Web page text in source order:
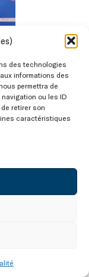
des technologies
informations des
permettra de
ou les ID
retirer son
caractéristiques